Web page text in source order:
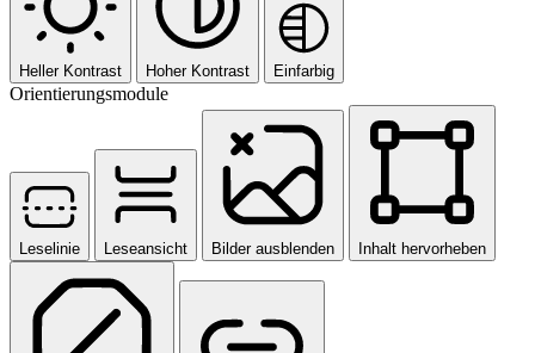
Heller Kontrast Hoher Kontrast Einfarbig
Orientierungsmodule
Leselinie Leseansicht Bilder ausblenden Inhalt hervorheben